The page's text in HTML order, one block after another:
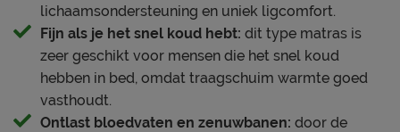
Materiaal tijk
bovenkant 98% polyester,
2% elasthan / onderkant
100% polyester
Ventilatie tijk
ademende bovenlaag
Handvatten
lichaamsondersteuning en uniek ligcomfort.
Fijn als je het snel koud hebt: dit type matras is
zeer geschikt voor mensen die het snel koud
hebben in bed, omdat traagschuim warmte goed
vasthoudt.
Ontlast bloedvaten en zenuwbanen: door de